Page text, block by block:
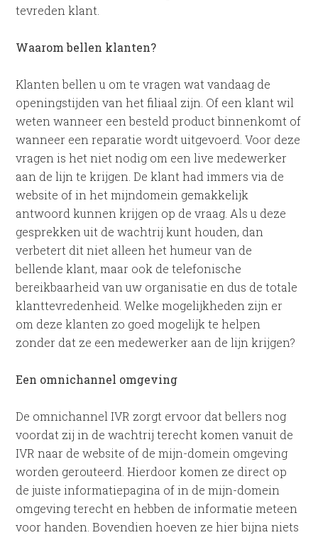
tevreden klant.
Waarom bellen klanten?
Klanten bellen u om te vragen wat vandaag de
openingstijden van het filiaal zijn. Of een klant wil
weten wanneer een besteld product binnenkomt of
wanneer een reparatie wordt uitgevoerd. Voor deze
vragen is het niet nodig om een live medewerker
aan de lijn te krijgen. De klant had immers via de
website of in het mijndomein gemakkelijk
antwoord kunnen krijgen op de vraag. Als u deze
gesprekken uit de wachtrij kunt houden, dan
verbetert dit niet alleen het humeur van de
bellende klant, maar ook de telefonische
bereikbaarheid van uw organisatie en dus de totale
klanttevredenheid. Welke mogelijkheden zijn er
om deze klanten zo goed mogelijk te helpen
zonder dat ze een medewerker aan de lijn krijgen?
Een omnichannel omgeving
De omnichannel IVR zorgt ervoor dat bellers nog
voordat zij in de wachtrij terecht komen vanuit de
IVR naar de website of de mijn-domein omgeving
worden gerouteerd. Hierdoor komen ze direct op
de juiste informatiepagina of in de mijn-domein
omgeving terecht en hebben de informatie meteen
voor handen. Bovendien hoeven ze hier bijna niets